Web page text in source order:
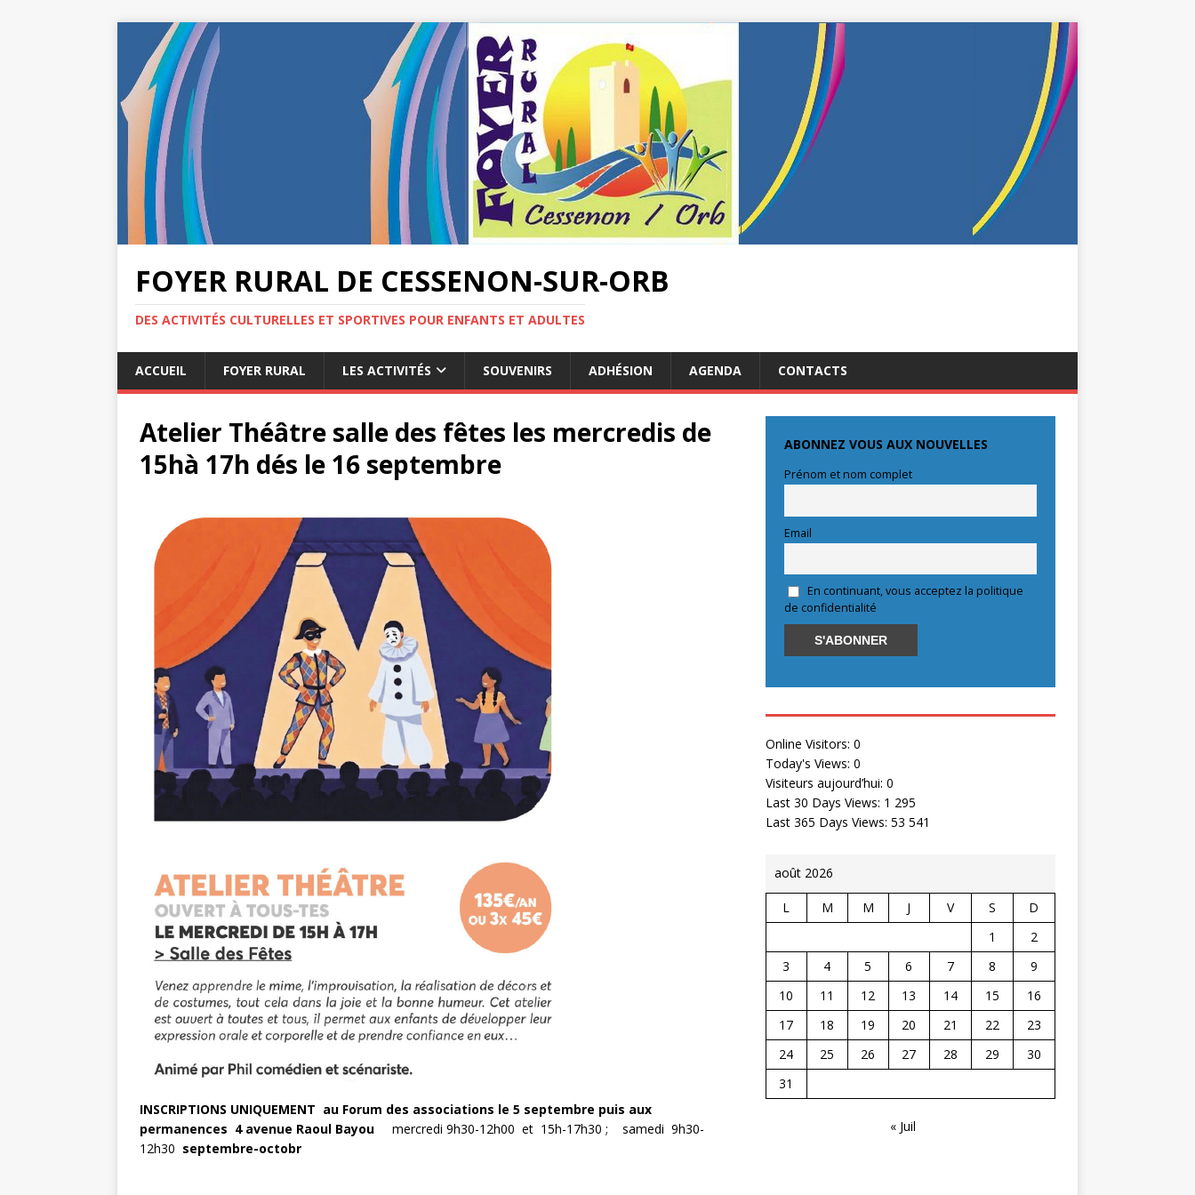
FOYER RURAL DE CESSENON-SUR-ORB
DES ACTIVITÉS CULTURELLES ET SPORTIVES POUR ENFANTS ET ADULTES
ACCUEIL FOYER RURAL LES ACTIVITÉS SOUVENIRS ADHÉSION AGENDA CONTACTS
Atelier Théâtre salle des fêtes les mercredis de
15hà 17h dés le 16 septembre
INSCRIPTIONS UNIQUEMENT au Forum des associations le 5 septembre puis aux
permanences 4avenue Raoul Bayou
mercredi 9h30-12h00 et 15h-17h30 ; samedi 9h30-
12h30 septembre-octobr
ABONNEZ VOUS AUX NOUVELLES
Prénom et nom complet
Email
En continuant, vous acceptez la politique
de confidentialité
Online Visitors: 0
Today's Views: 0
Visiteurs aujourd’hui: 0
Last 30 Days Views: 1 295
Last 365 Days Views: 53 541
août 2026
L M M J V S
D
1
2
3
4 5 6 7 8
9
10
11 12 13 14 15
16
17
18 19 20 21 22
23
24
25 26 27 28 29
30
31
« Juil